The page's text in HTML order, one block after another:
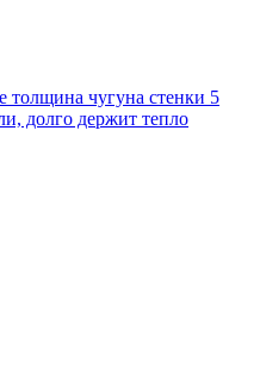
чугуна стенки 5
долго держит тепло